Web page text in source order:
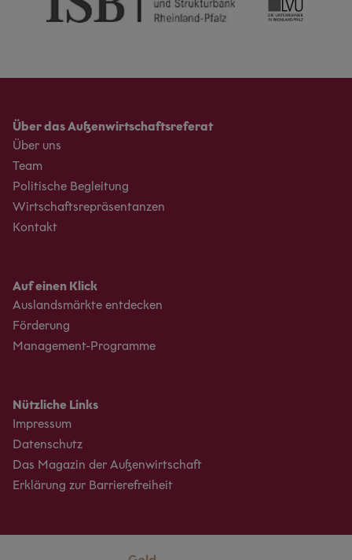
Über das Außenwirtschaftsreferat
Über uns
Team
Politische Begleitung
Wirtschaftsrepräsentanzen
Kontakt
Auf einen Klick
Auslandsmärkte entdecken
Förderung
Management-Programme
Nützliche Links
Impressum
Datenschutz
Das Magazin der Außenwirtschaft
Erklärung zur Barrierefreiheit